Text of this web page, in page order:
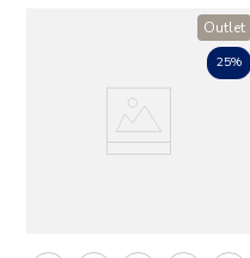
25%
Outlet